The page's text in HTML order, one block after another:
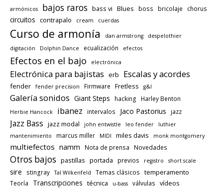
armónicos bajos raros bass vi Blues boss bricolaje chorus
circuitos contrapalo cream cuerdas
Curso de armonía dan armstrong
despelothier
digitación
Dolphin Dance ecualización efectos
Efectos en el bajo electrónica
Electrónica para bajistas erb Escalas y acordes
fender fender precision Firmware Fretless g&l
Galería sonidos Giant Steps hacking Harley Benton
Herbie Hancock ibanez intervalos Jaco Pastorius jazz
Jazz Bass jazz modal john entwistle leo fender
luthier
mantenimiento
marcus miller MIDI miles davis monk montgomery
multiefectos namm Nota de prensa Novedades
Otros bajos pastillas portada previos registro short scale
sire stingray Tal Wilkenfeld Temas clásicos temperamento
Teoría Transcripciones técnica u-bass válvulas vídeos